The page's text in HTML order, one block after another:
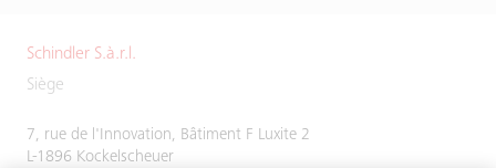
Schindler S.à.r.l.
Siège
7, rue de l'Innovation, Bâtiment F Luxite 2
L-1896 Kockelscheuer